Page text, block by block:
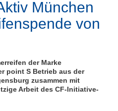
München
von
der Marke
point S Betrieb aus der
zusammen mit
Arbeit des CF-Initiative-